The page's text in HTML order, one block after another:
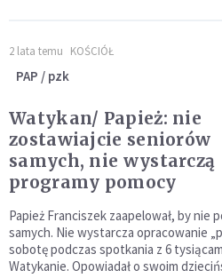
2 lata temu KOŚCIÓŁ
PAP / pzk
Watykan/ Papież: nie
zostawiajcie seniorów
samych, nie wystarczą
programy pomocy
Papież Franciszek zaapelował, by nie
samych. Nie wystarcza opracowanie
sobotę podczas spotkania z 6
Watykanie. Opowiadał o swoim